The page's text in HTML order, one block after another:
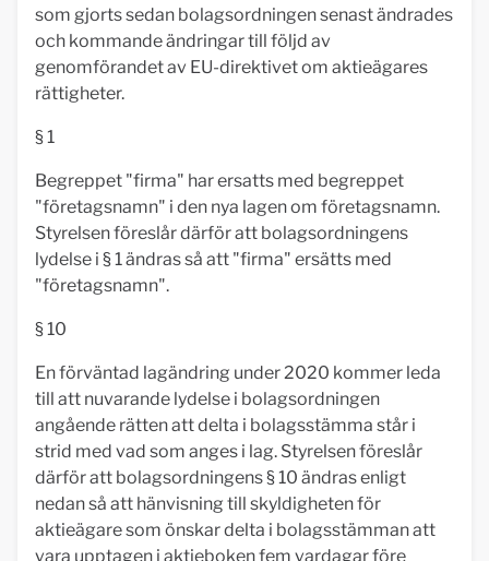
som gjorts sedan bolagsordningen senast ändrades
och kommande ändringar till följd av
genomförandet av EU-direktivet om aktieägares
rättigheter.
§ 1
Begreppet "firma" har ersatts med begreppet
"företagsnamn" i den nya lagen om företagsnamn.
Styrelsen föreslår därför att bolagsordningens
lydelse i § 1 ändras så att "firma" ersätts med
"företagsnamn".
§ 10
En förväntad lagändring under 2020 kommer leda
till att nuvarande lydelse i bolagsordningen
angående rätten att delta i bolagsstämma står i
strid med vad som anges i lag. Styrelsen föreslår
därför att bolagsordningens § 10 ändras enligt
nedan så att hänvisning till skyldigheten för
aktieägare som önskar delta i bolagsstämman att
vara upptagen i aktieboken fem vardagar före